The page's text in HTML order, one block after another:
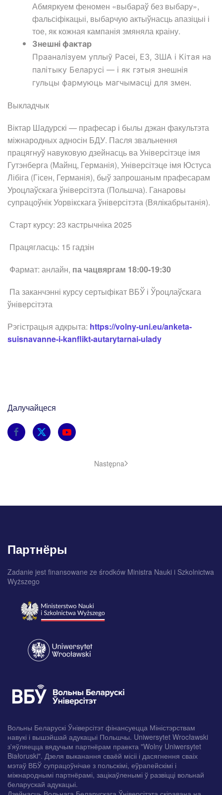
Далучайцеся
Абмяркуем феномен «выбараў без выбару»,
фальсіфікацыі, выбарчую актыўнасць апазіцыі і
тое, як кожная кампанія змяняла краіну.
Знешні фактар
Прааналізуем уплыў Расеі, ЕЗ, ЗША і Кітая на
палітыку Беларусі — і як гэтыя знешнія
гульцы фармуюць магчымасці для змен.
Выкладчык
Віктар Шадурскі — прафесар і былы дэкан факультэта
міжнародных адносін БДУ. Пасля звальнення
працягнуў навуковую дзейнасць ва Універсітэце імя
Гутэнберга (Майнц, Германія), Універсітэце імя Юстуса
Лібіга (Гісен, Германія), быў запрошаным прафесарам
Уроцлаўскага ўніверсітэта (Польшча). Ганаровы
супрацоўнік Уорвікскага ўніверсітэта (Вялікабрытанія).
Старт курсу: 23 кастрычніка 2025
Працягласць: 15 гадзін
Фармат: анлайн, па чацвяргам 18:00-19:30
Па заканчэнні курсу сертыфікат ВБЎ і Ўроцлаўскага
ўніверсітэта
Рэгістрацыя адкрыта: https://volny-uni.eu/anketa-
suisnavanne-i-kanflikt-autarytarnai-ulady
Następna
Партнёры
Zadanie jest finansowane ze środków Ministra Nauki i Szkolnictwa
Wyższego
Вольны Беларускі Ўніверсітэт фінансуецца Міністэрствам
навукі і вышэйшай адукацыі Польшчы. Uniwersytet Wrocławski
з'яўляецца вядучым партнёрам праекта "Wolny Uniwersytet
Białoruski". Дзеля выканання сваёй місіі і дасягнення сваіх
мэтаў ВБЎ супрацоўнічае з польскімі, еўрапейскімі і
міжнароднымі партнёрамі, зацікаўленымі ў развіцці вольнай
беларускай адукацыі.